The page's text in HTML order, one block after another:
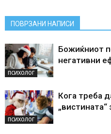
ПОВРЗАНИ НАПИСИ
ПСИХОЛОГ
Божиќниот
негативни
ПСИХОЛОГ
Кога треба